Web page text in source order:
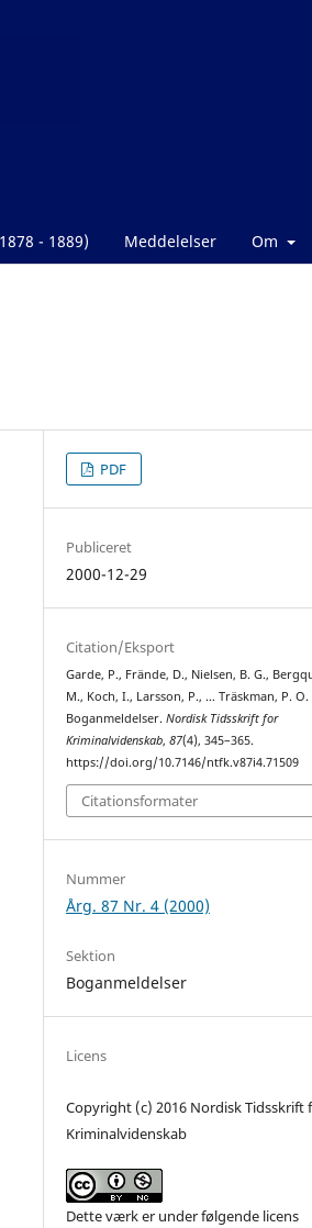
- 1889) Meddelelser Om
PDF
Publiceret
2000-12-29
Citation/Eksport
Garde, P., Frände, D., Nielsen, B. G.,
M., Koch, I., Larsson, P., … Träskman, P. O.
Boganmeldelser.Nordisk Tidsskrift for
Kriminalvidenskab,87(4), 345–365.
https://doi.org/10.7146/ntfk.v87i4.71509
Citationsformater
Nummer
Årg. 87 Nr. 4 (2000)
Sektion
Boganmeldelser
Licens
Copyright (c) 2016 Nordisk Tidsskrift
Kriminalvidenskab
Dette værk er under følgende licens